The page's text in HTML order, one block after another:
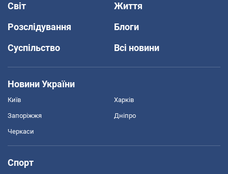
Світ
Життя
Розслідування
Блоги
Суспільство
Всі новини
Новини України
Київ Харків
Запоріжжя Дніпро
Черкаси
Спорт